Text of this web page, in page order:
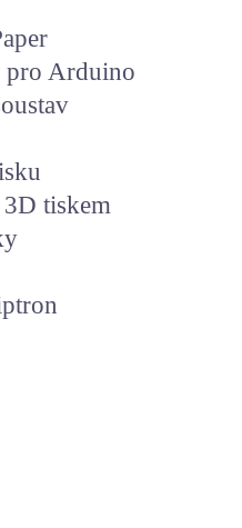
pro Arduino
tiskem